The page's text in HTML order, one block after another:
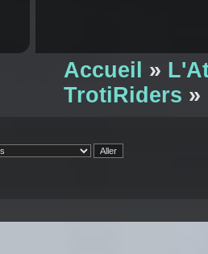
Accueil »
TrotiRiders »